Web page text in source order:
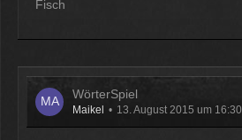
Fisch
WörterSpiel
Maikel 13. August 2015 um 16:30